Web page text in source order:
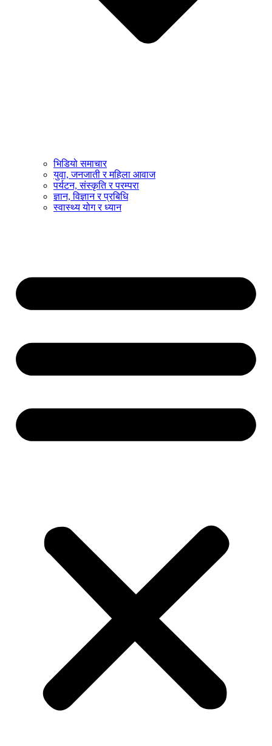
भिडियो समाचार
युवा, जनजाती र महिला आवाज
पर्यटन, संस्कृति र परम्परा
ज्ञान, विज्ञान र प्रबिधि
स्वास्थ्य योग र ध्यान